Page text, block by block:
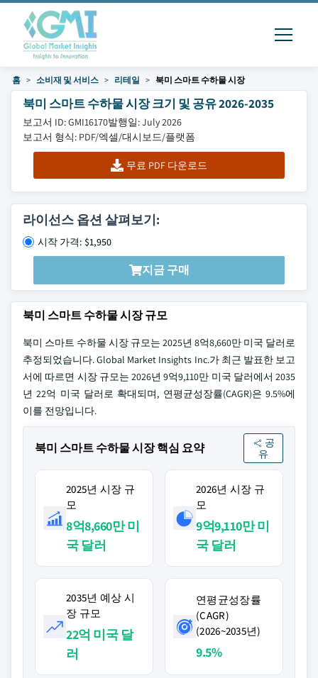
홈 소비재 및 서비스 리테일 북미 스마트 수하물 시장
북미 스마트 수하물 시장 크기 및 공유 2026-2035
보고서 ID: GMI16170발행일: July 2026
보고서 형식: PDF/엑셀/대시보드/플랫폼
무료 PDF 다운로드
라이선스 옵션 살펴보기:
시작 가격: $1,950
지금 구매
북미 스마트 수하물 시장 규모
북미 스마트 수하물 시장 규모는 2025년 8억8,660만 미국 달러로
추정되었습니다. Global Market Insights Inc.가 최근 발표한 보고
서에 따르면 시장 규모는 2026년 9억9,110만 미국 달러에서 2035
년 22억 미국 달러로 확대되며, 연평균성장률(CAGR)은 9.5%에
이를 전망입니다.
북미 스마트 수하물 시장 핵심 요약
공
유
2025년 시장 규
모
8억8,660만 미
국 달러
2026년 시장 규
모
9억9,110만 미
국 달러
2035년 예상 시
장 규모
22억 미국 달
러
연평균성장률
(CAGR)
(2026~2035년)
9.5%